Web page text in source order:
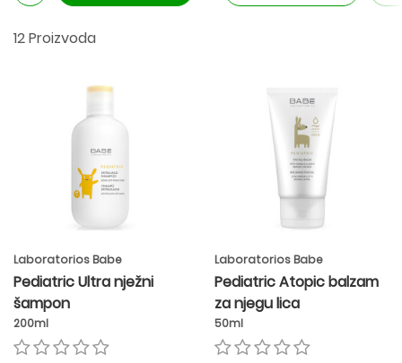
12 Proizvoda
Laboratorios Babe
Pediatric Ultra nježni
šampon
200ml
Laboratorios Babe
Pediatric Atopic balzam
za njegu lica
50ml